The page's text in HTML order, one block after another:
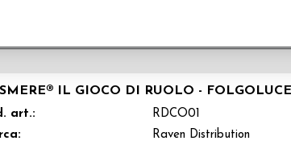
IL GIOCO DI RUOLO -
art.:
RDCO01
Raven Distribution